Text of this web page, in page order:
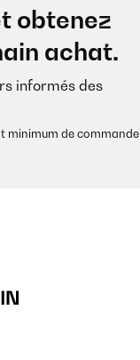
obtenez
achat.
informés des
minimum de commande